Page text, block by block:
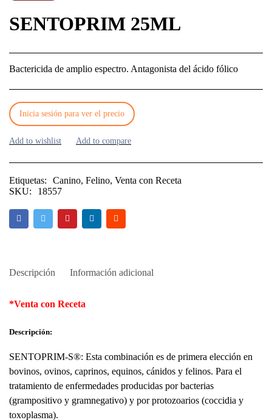
SENTOPRIM 25ML
Bactericida de amplio espectro. Antagonista del ácido fólico
Inicia sesión para ver el precio
Etiquetas: Canino, Felino, Venta con Receta
SKU:
18557
Descripción Información adicional
*Venta con Receta
Descripción:
SENTOPRIM-S®: Esta combinación es de primera elección en
bovinos, ovinos, caprinos, equinos, cánidos y felinos. Para el
tratamiento de enfermedades producidas por bacterias
(grampositivo y gramnegativo) y por protozoarios (coccidia y
toxoplasma).